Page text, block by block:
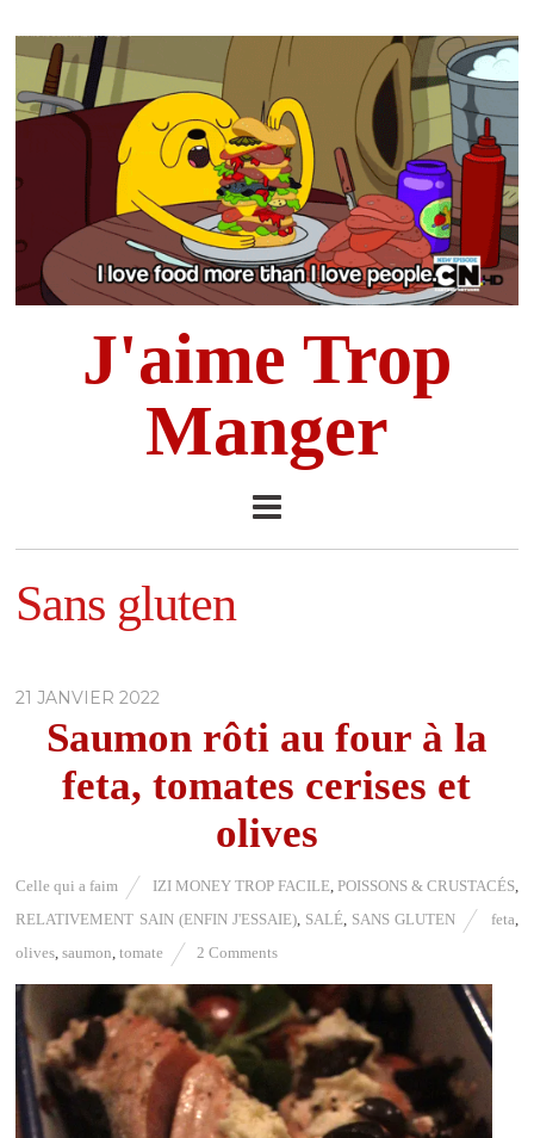
J'aime Trop
Manger
Sans gluten
21 JANVIER 2022
Saumon rôti au four à la
feta, tomates cerises et
olives
Celle qui a faim IZI MONEY TROP FACILE, POISSONS & CRUSTACÉS,
RELATIVEMENT SAIN (ENFIN J'ESSAIE), SALÉ SANS GLUTEN feta
olives ,saumon ,tomate 2 Comments